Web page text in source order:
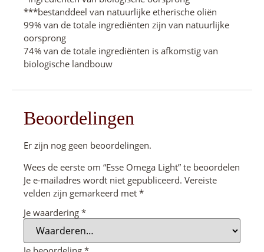
***bestanddeel van natuurlijke etherische oliën
99% van de totale ingrediënten zijn van natuurlijke
oorsprong
74% van de totale ingrediënten is afkomstig van
biologische landbouw
Beoordelingen
Er zijn nog geen beoordelingen.
Wees de eerste om “Esse Omega Light” te beoordelen
Je e-mailadres wordt niet gepubliceerd. Vereiste
velden zijn gemarkeerd met *
Je waardering *